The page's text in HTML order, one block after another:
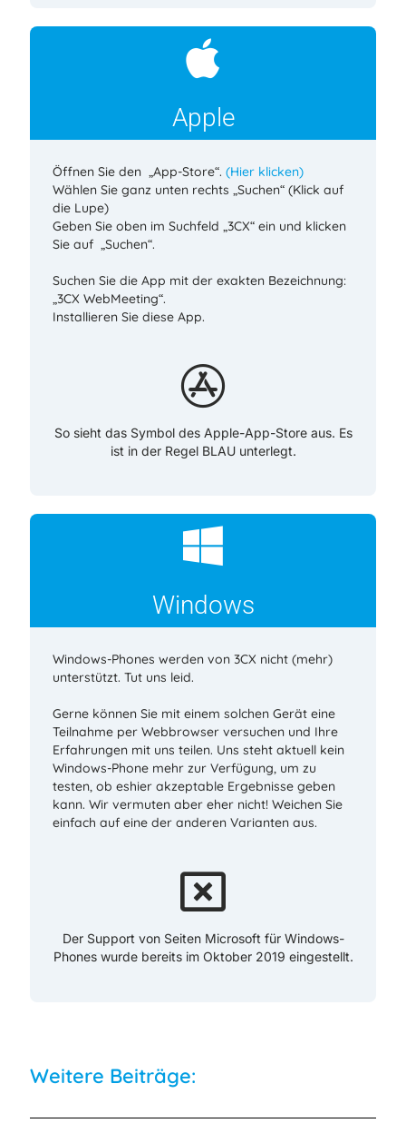
Apple
Öffnen Sie den „App-Store“. (Hier klicken)
Wählen Sie ganz unten rechts „Suchen“ (Klick auf
die Lupe)
Geben Sie oben im Suchfeld „3CX“ ein und klicken
Sie auf „Suchen“.
Suchen Sie die App mit der exakten Bezeichnung:
„3CX WebMeeting“.
Installieren Sie diese App.
So sieht das Symbol des Apple-App-Store aus. Es
ist in der Regel BLAU unterlegt.
Windows
Windows-Phones werden von 3CX nicht (mehr)
unterstützt. Tut uns leid.
Gerne können Sie mit einem solchen Gerät eine
Teilnahme per Webbrowser versuchen und Ihre
Erfahrungen mit uns teilen. Uns steht aktuell kein
Windows-Phone mehr zur Verfügung, um zu
testen, ob eshier akzeptable Ergebnisse geben
kann. Wir vermuten aber eher nicht! Weichen Sie
einfach auf eine der anderen Varianten aus.
Der Support von Seiten Microsoft für Windows-
Phones wurde bereits im Oktober 2019 eingestellt.
Weitere Beiträge: